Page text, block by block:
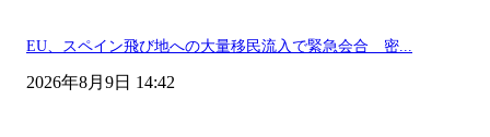
EU、スペイン飛び地への大量移民流入で緊急会合 密...
2026年8月9日 14:42